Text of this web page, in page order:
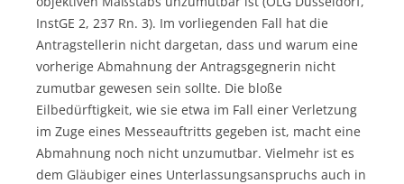
InstGE 2, 237 Rn. 3). Im vorliegenden Fall hat die
Antragstellerin nicht dargetan, dass und warum eine
vorherige Abmahnung der Antragsgegnerin nicht
zumutbar gewesen sein sollte. Die bloße
Eilbedürftigkeit, wie sie etwa im Fall einer Verletzung
im Zuge eines Messeauftritts gegeben ist, macht eine
Abmahnung noch nicht unzumutbar. Vielmehr ist es
dem Gläubiger eines Unterlassungsanspruchs auch in